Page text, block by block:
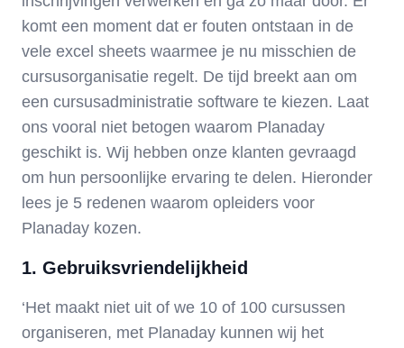
komt een moment dat er fouten ontstaan in de
vele excel sheets waarmee je nu misschien de
cursusorganisatie regelt. De tijd breekt aan om
een cursusadministratie software te kiezen. Laat
ons vooral niet betogen waarom Planaday
geschikt is. Wij hebben onze klanten gevraagd
om hun persoonlijke ervaring te delen. Hieronder
lees je 5 redenen waarom opleiders voor
Planaday kozen.
1. Gebruiksvriendelijkheid
‘Het maakt niet uit of we 10 of 100 cursussen
organiseren, met Planaday kunnen wij het